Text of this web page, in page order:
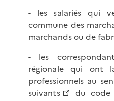
- les salariés qui
commune des
marchands ou de
- les
régionale qui ont
professionnels au
suivants
du code